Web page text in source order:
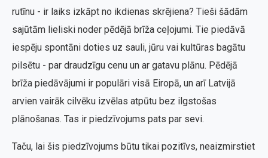
rutīnu - ir laiks izkāpt no ikdienas skrējiena? Tieši šādām
sajūtām lieliski noder pēdējā brīža ceļojumi. Tie piedāvā
iespēju spontāni doties uz sauli, jūru vai kultūras bagātu
pilsētu - par draudzīgu cenu un ar gatavu plānu. Pēdējā
brīža piedāvājumi ir populāri visā Eiropā, un arī Latvijā
arvien vairāk cilvēku izvēlas atpūtu bez ilgstošas
plānošanas. Tas ir piedzīvojums pats par sevi.
Taču, lai šis piedzīvojums būtu tikai pozitīvs, neaizmirstiet